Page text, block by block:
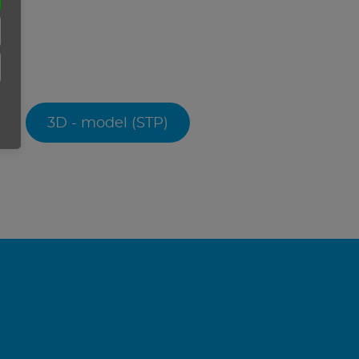
3D - model (STP)